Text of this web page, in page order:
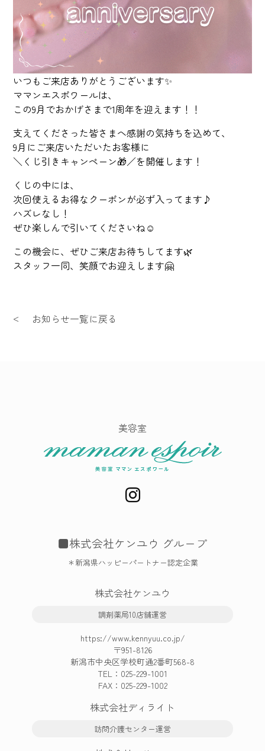
いつもご来店ありがとうございます✨
ママンエスポワールは、
この9月でおかげさまで1周年を迎えます！！
支えてくださった皆さまへ感謝の気持ちを込めて、
9月にご来店いただいたお客様に
＼くじ引きキャンペーン🎁／を開催します！
くじの中には、
次回使えるお得なクーポンが必ず入ってます♪
ハズレなし！
ぜひ楽しんで引いてくださいね☺️
この機会に、ぜひご来店お待ちしてます🌿
スタッフ一同、笑顔でお迎えします🤗
お知らせ一覧に戻る
美容室
■株式会社ケンユウ グループ
＊新潟県ハッピーパートナー認定企業
株式会社ケンユウ
調剤薬局10店舗運営
https://www.kennyuu.co.jp/
〒951-8126
新潟市中央区学校町通2番町568-8
TEL： 025-229-1001
FAX：025-229-1002
株式会社ディライト
訪問介護センター運営